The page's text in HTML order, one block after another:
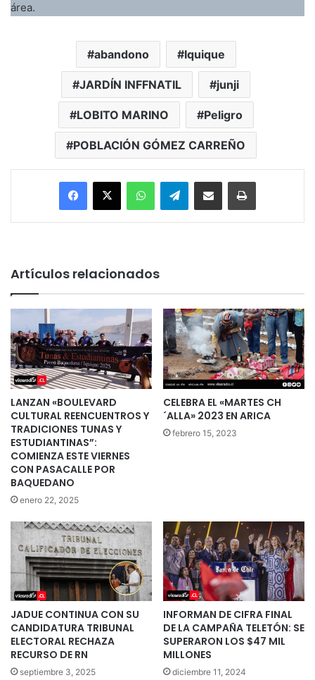
área.
abandono Iquique
JARDÍN INFFNATIL junji
LOBITO MARINO Peligro
POBLACIÓN GÓMEZ CARREÑO
Facebook
X WhatsAppTelegramEnviar vía email Imprimir
Artículos relacionados
LANZAN «BOULEVARD
CULTURAL REENCUENTROS Y
TRADICIONES TUNAS Y
ESTUDIANTINAS”:
COMIENZA ESTE VIERNES
CON PASACALLE POR
BAQUEDANO
enero 22, 2025
CELEBRA EL «MARTES CH
´ALLA» 2023 EN ARICA
febrero 15, 2023
JADUE CONTINUA CON SU
CANDIDATURA TRIBUNAL
ELECTORAL RECHAZA
RECURSO DE RN
septiembre 3, 2025
INFORMAN DE CIFRA FINAL
DE LA CAMPAÑA TELETÓN: SE
SUPERARON LOS $47 MIL
MILLONES
diciembre 11, 2024